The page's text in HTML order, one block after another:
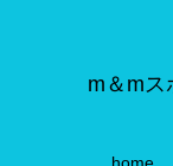
m＆mス